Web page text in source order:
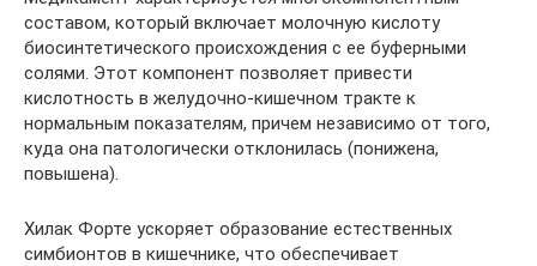
составом, который включает молочную кислоту
биосинтетического происхождения с ее буферными
солями. Этот компонент позволяет привести
кислотность в желудочно-кишечном тракте к
нормальным показателям, причем независимо от того,
куда она патологически отклонилась (понижена,
повышена).
Хилак Форте ускоряет образование естественных
симбионтов в кишечнике, что обеспечивает